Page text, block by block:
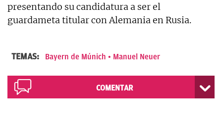
presentando su candidatura a ser el
guardameta titular con Alemania en Rusia.
TEMAS: Bayern de Múnich Manuel Neuer
COMENTAR